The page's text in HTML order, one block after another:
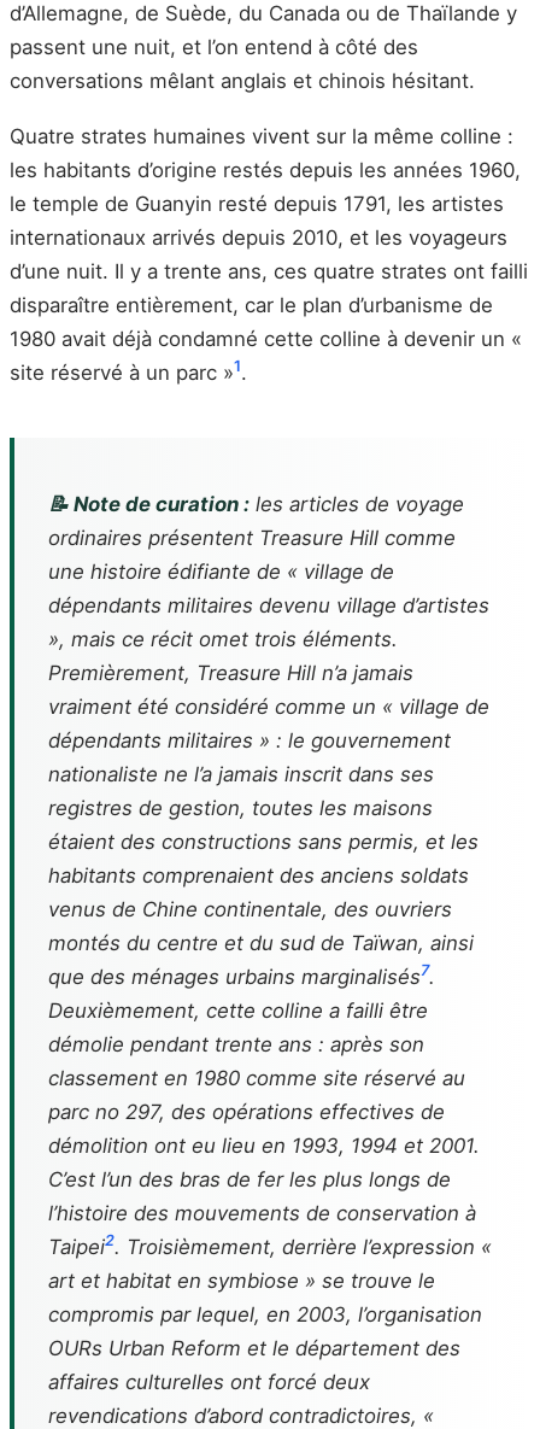
d’Allemagne, de Suède, du Canada ou de Thaïlande y
passent une nuit, et l’on entend à côté des
conversations mêlant anglais et chinois hésitant.
Quatre strates humaines vivent sur la même colline :
les habitants d’origine restés depuis les années 1960,
le temple de Guanyin resté depuis 1791, les artistes
internationaux arrivés depuis 2010, et les voyageurs
d’une nuit. Il y a trente ans, ces quatre strates ont failli
disparaître entièrement, car le plan d’urbanisme de
1980 avait déjà condamné cette colline à devenir un «
site réservé à un parc »1.
📝 Note de curation : les articles de voyage
ordinaires présentent Treasure Hill comme
une histoire édifiante de « village de
dépendants militaires devenu village d’artistes
», mais ce récit omet trois éléments.
Premièrement, Treasure Hill n’a jamais
vraiment été considéré comme un « village de
dépendants militaires » : le gouvernement
nationaliste ne l’a jamais inscrit dans ses
registres de gestion, toutes les maisons
étaient des constructions sans permis, et les
habitants comprenaient des anciens soldats
venus de Chine continentale, des ouvriers
montés du centre et du sud de Taïwan, ainsi
que des ménages urbains marginalisés7.
Deuxièmement, cette colline a failli être
démolie pendant trente ans : après son
classement en 1980 comme site réservé au
parc no 297, des opérations effectives de
démolition ont eu lieu en 1993, 1994 et 2001.
C’est l’un des bras de fer les plus longs de
l’histoire des mouvements de conservation à
Taipei2. Troisièmement, derrière l’expression «
art et habitat en symbiose » se trouve le
compromis par lequel, en 2003, l’organisation
OURs Urban Reform et le département des
affaires culturelles ont forcé deux
revendications d’abord contradictoires, «